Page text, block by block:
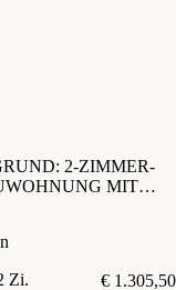
2-ZIMMER-
MIT
Zi.
€ 1.305,50